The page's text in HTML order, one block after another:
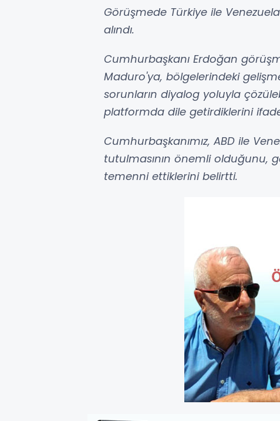
Görüşmede Türkiye ile
alındı.
Cumhurbaşkanı Erdoğan
Maduro'ya, bölgelerindeki
sorunların diyalog yoluyla
platformda dile getirdiklerini
Cumhurbaşkanımız, ABD ile
tutulmasının önemli olduğunu,
temenni ettiklerini belirtti.